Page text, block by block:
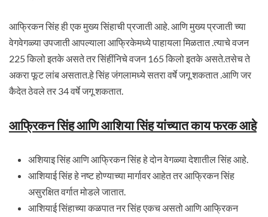
आफ्रिकन सिंह ही एक मुख्य सिंहाची प्रजाती आहे. आणि मुख्य प्रजाती च्या
वेगवेगळ्या उपजाती आपल्याला आफ्रिकेमध्ये पाहायला मिळतात .त्याचे वजन
225 किलो इतके असते तर सिंहींनिचे वजन 165 किलो इतके असते.तसेच ते
अकरा फूट लांब असतात.हे सिंह जंगलामध्ये सतरा वर्षे जगू शकतात .आणि जर
कैदेत ठेवले तर 34 वर्षे जगू शकतात.
आफ्रिकन सिंह आणि आशिया सिंह यांच्यात काय फरक आहे
अशियाइ सिंह आणि आफ्रिकन सिंह हे दोन वेगळ्या देशातील सिंह आहे.
आशियाई सिंह हे नष्ट होण्याच्या मार्गावर आहेत तर आफ्रिकन सिंह
असुरक्षित वर्गात मोडले जातात.
आशियाई सिंहाच्या कळपात नर सिंह एकच असतो आणि आफ्रिकन